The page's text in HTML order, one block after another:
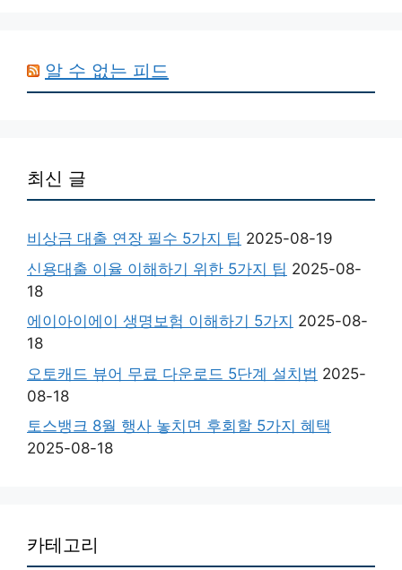
알 수 없는 피드
최신 글
비상금 대출 연장 필수 5가지 팁 2025-08-19
신용대출 이율 이해하기 위한 5가지 팁 2025-08-
18
에이아이에이 생명보험 이해하기 5가지 2025-08-
18
오토캐드 뷰어 무료 다운로드 5단계 설치법 2025-
08-18
토스뱅크 8월 행사 놓치면 후회할 5가지 혜택
2025-08-18
카테고리